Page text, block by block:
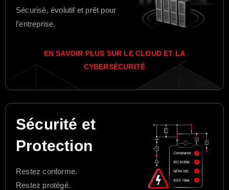
Sécurisé, évolutif et prêt pour
l'entreprise.
EN SAVOIR PLUS SUR LE CLOUD ET LA
CYBERSÉCURITÉ
Sécurité et
Protection
Restez conforme.
Restez protégé.